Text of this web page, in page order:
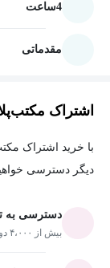
4ساعت
مقدماتی
اشتراک
دیگر دسترسی
دسترسی به
بیش از ۴،۰۰۰ دوره